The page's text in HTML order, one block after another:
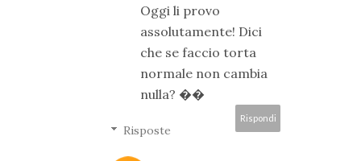
Oggi li provo
assolutamente! Dici
che se faccio torta
normale non cambia
nulla? ��
Rispondi
Risposte